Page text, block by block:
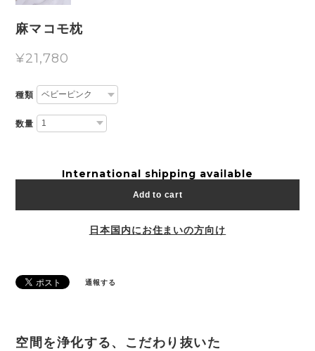
麻マコモ枕
¥21,780
種類
数量
International shipping available
Add to cart
日本国内にお住まいの方向け
通報する
空間を浄化する、こだわり抜いた